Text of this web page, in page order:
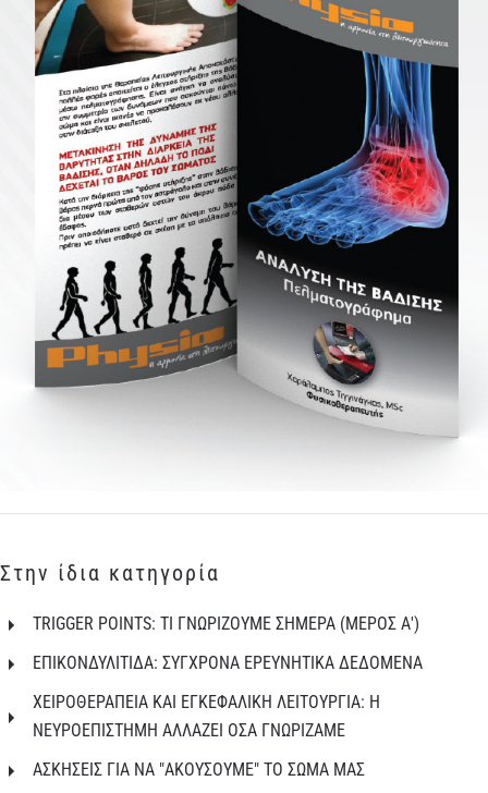
Στην ίδια κατηγορία
TRIGGER POINTS: ΤΙ ΓΝΩΡΙΖΟΥΜΕ ΣΗΜΕΡΑ (ΜΕΡΟΣ Α')
ΕΠΙΚΟΝΔΥΛΙΤΙΔΑ: ΣΥΓΧΡΟΝΑ ΕΡΕΥΝΗΤΙΚΑ ΔΕΔΟΜΕΝΑ
ΧΕΙΡΟΘΕΡΑΠΕΙΑ ΚΑΙ ΕΓΚΕΦΑΛΙΚΗ ΛΕΙΤΟΥΡΓΙΑ: Η
ΝΕΥΡΟΕΠΙΣΤΗΜΗ ΑΛΛΑΖΕΙ ΟΣΑ ΓΝΩΡΙΖΑΜΕ
ΑΣΚΗΣΕΙΣ ΓΙΑ ΝΑ "ΑΚΟΥΣΟΥΜΕ" ΤΟ ΣΩΜΑ ΜΑΣ